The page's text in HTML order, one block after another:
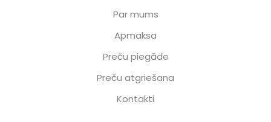
Par mums
Apmaksa
Preču piegāde
Preču atgriešana
Kontakti